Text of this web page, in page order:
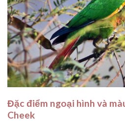
Đặc điểm ngoại hình và
Cheek